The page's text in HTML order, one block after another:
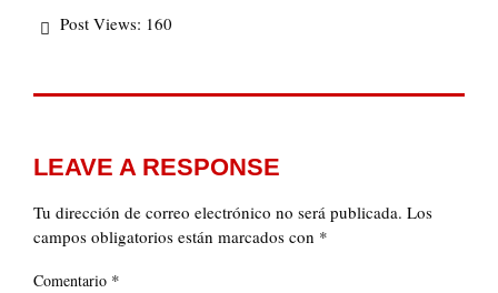
Post Views: 160
LEAVE A RESPONSE
Tu dirección de correo electrónico no será publicada. Los
campos obligatorios están marcados con *
Comentario *